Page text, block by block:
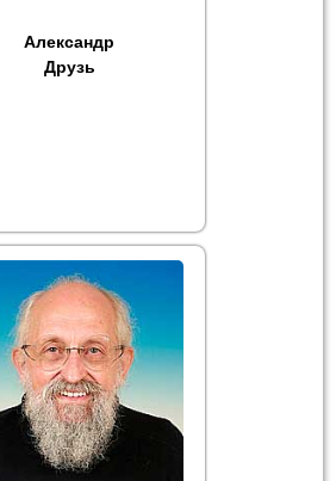
Александр
Друзь